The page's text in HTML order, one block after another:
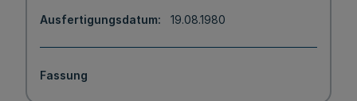
Ausfertigungsdatum 19.08.1980
Fassung